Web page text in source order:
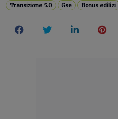
Transizione 5.0 Gse Bonus edilizi